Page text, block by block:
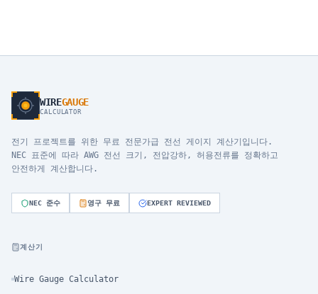
WIREGAUGE
CALCULATOR
전기 프로젝트를 위한 무료 전문가급 전선 게이지 계산기입니다.
NEC 표준에 따라 AWG 전선 크기, 전압강하, 허용전류를 정확하고
안전하게 계산합니다.
NEC 준수 영구 무료 EXPERT REVIEWED
계산기
Wire Gauge Calculator